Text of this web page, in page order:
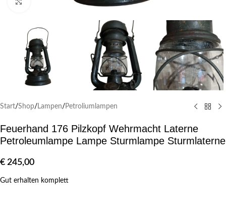
Klick zum Vergrößern
Start/Shop/ Lampen/ Petroliumlampen
Feuerhand 176 Pilzkopf Wehrmacht Laterne
Petroleumlampe Lampe Sturmlampe Sturmlaterne
€ 245,00
Gut erhalten komplett